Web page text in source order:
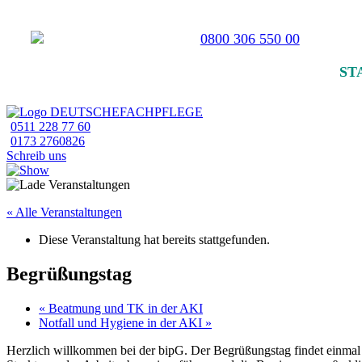
0800 306 550 00
0511 228 77 60
0173 2760826
Schreib uns
« Alle Veranstaltungen
Diese Veranstaltung hat bereits stattgefunden.
Begrüßungstag
« Beatmung und TK in der AKI
Notfall und Hygiene in der AKI »
Herzlich willkommen bei der bipG. Der Begrüßungstag findet